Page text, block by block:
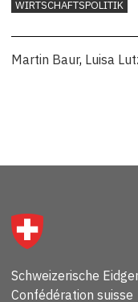
WIRTSCHAFTSPOLITIK
Martin Baur, Luisa
Schweizerische
Confédération suisse